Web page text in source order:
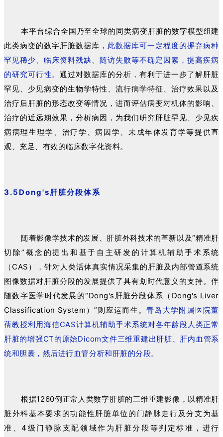
本平台综合全国乃至全球的同类病变肝脏的数字模型组建
此类病变的数字肝脏数据库， 此数据库可一定程度的摒弃病种
罕见稀少、临床资料残缺、随访失败等不确定因素，提高疾病
的研究可行性。通过对数据库的分析，有利于进一步了解肝脏
罕见、少见病变的生物学特性、流行病学特征、治疗效果以及
治疗后肝脏的形态改变等情况，进而评估病变对机体的影响、
治疗的近远期效果，分析病因，为我们研究肝脏罕见、少见疾
病病理生理学、治疗学、病因学、未成年体发育学等提供直
观、充足、有效的临床数字化资料。
3.5Dong's肝脏分段体系
随着影像学技术的发展、肝脏外科技术的革新以及“精准肝
切除”概念的提出和基于自主研发的计算机辅助手术系统
（CAS），针对人类活体真实情况采集的肝脏及内部管道系统
图像数据对肝脏分段的发展提供了具有划时代意义的支持。伴
随数字医学时代发展的“Dong's肝脏分段体系（Dong's Liver
Classification System）”则应运而生。青岛大学附属医院董
蒨教授利用海信CAS计算机辅助手术系统对各年龄段人类正常
肝脏的增强CT的原始Dicom文件三维重建出肝脏、肝内血管系
统和胆囊，然后进行血管分析和肝脏的分段。
根据1260例正常人类数字肝脏的三维重建影像，以精准肝
脏外科基本要求的功能性肝脏单位的门静脉走行及分支为基
准、4级门静脉支配领域作为肝脏分段等判定标准，进行